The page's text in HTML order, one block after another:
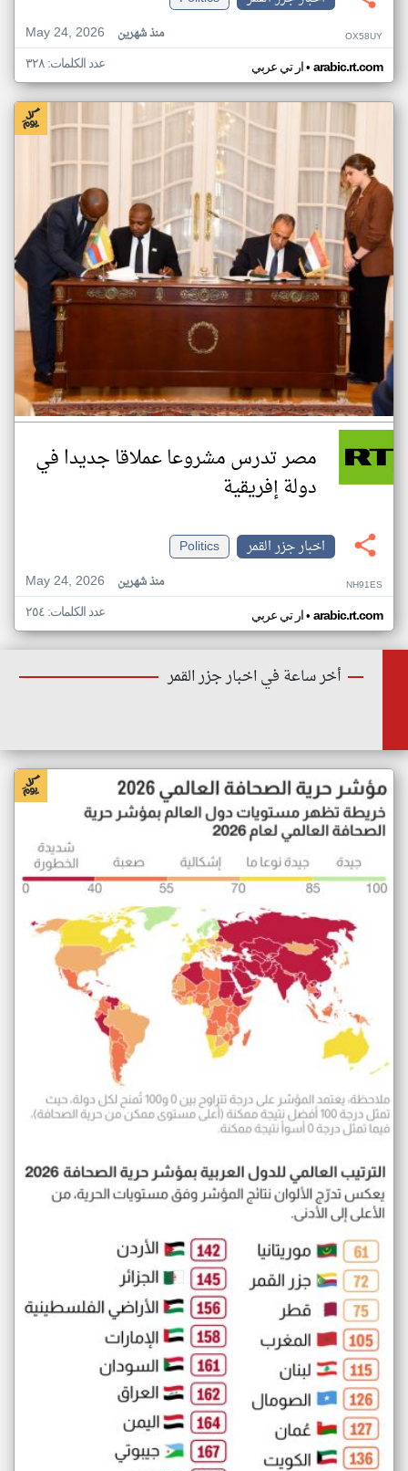
May 24, 2026
منذ شهرين OX58UY
ار تي عربي• arabic.rt.com عدد الكلمات: ٣٢٨
مصر تدرس مشروعا عملاقا جديدا في
دولة إفريقية
اخبار جزر القمر
Politics
May 24, 2026
منذ شهرين NH91ES
ار تي عربي• arabic.rt.com عدد الكلمات: ٢٥٤
أخر ساعة في اخبار جزر القمر